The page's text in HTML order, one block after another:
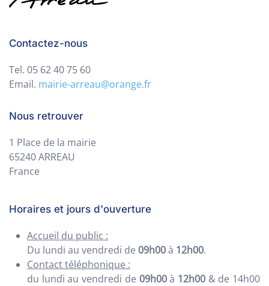
Contactez-nous
Tel. 05 62 40 75 60
Email. mairie-arreau@orange.fr
Nous retrouver
1 Place de la mairie
65240 ARREAU
France
Horaires et jours d'ouverture
Accueil du public :
Du lundi au vendredi de 09h00à 12h00.
Contact téléphonique :
du lundi au vendredi de 09h00à 12h00& de 14h00